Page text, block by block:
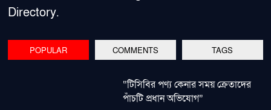
Directory.
POPULAR COMMENTS TAGS
“টিসিবির পণ্য কেনার সময় ক্রেতাদের
পাঁচটি প্রধান অভিযোগ”